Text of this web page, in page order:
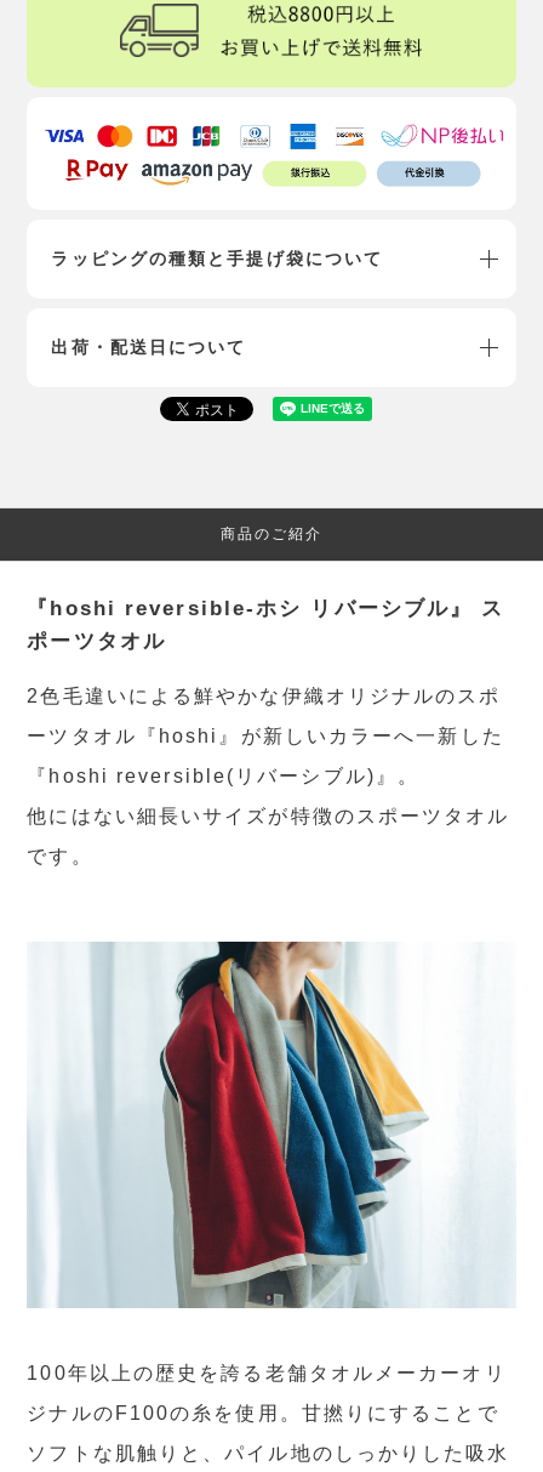
ラッピングの種類と手提げ袋について
出荷・配送日について
商品のご紹介
『hoshi reversible-ホシ リバーシブル』 ス
ポーツタオル
2色毛違いによる鮮やかな伊織オリジナルのスポ
ーツタオル『hoshi』が新しいカラーへ一新した
『hoshi reversible(リバーシブル)』。
他にはない細長いサイズが特徴のスポーツタオル
です。
100年以上の歴史を誇る老舗タオルメーカーオリ
ジナルのF100の糸を使用。甘撚りにすることで
ソフトな肌触りと、パイル地のしっかりした吸水